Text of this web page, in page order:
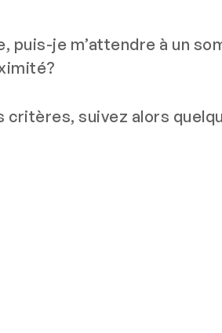
puis-je m’attendre à un
critères, suivez alors